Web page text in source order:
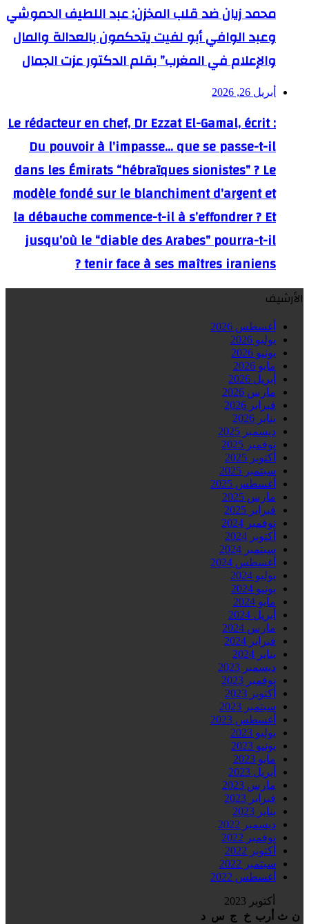
محمد زيان ضد قلب المخزن: عبد اللطيف الحموشي
وعبد الوافي أبو لفيت يتحكمون بالعدالة والمال
والإعلام في المغرب” بقلم الدكتور عزت الجمال
أبريل 26, 2026
Le rédacteur en chef, Dr Ezzat El-Gamal, écrit :
Du pouvoir à l’impasse… que se passe-t-il
dans les Émirats “hébraïques sionistes” ? Le
modèle fondé sur le blanchiment d’argent et
la débauche commence-t-il à s’effondrer ? Et
jusqu’où le “diable des Arabes” pourra-t-il
tenir face à ses maîtres iraniens ?
الأرشيف
أغسطس 2026
يوليو 2026
يونيو 2026
مايو 2026
أبريل 2026
مارس 2026
فبراير 2026
يناير 2026
ديسمبر 2025
نوفمبر 2025
أكتوبر 2025
سبتمبر 2025
أغسطس 2025
مارس 2025
فبراير 2025
نوفمبر 2024
أكتوبر 2024
سبتمبر 2024
أغسطس 2024
يوليو 2024
يونيو 2024
مايو 2024
أبريل 2024
مارس 2024
فبراير 2024
يناير 2024
ديسمبر 2023
نوفمبر 2023
أكتوبر 2023
سبتمبر 2023
أغسطس 2023
يوليو 2023
يونيو 2023
مايو 2023
أبريل 2023
مارس 2023
فبراير 2023
يناير 2023
ديسمبر 2022
نوفمبر 2022
أكتوبر 2022
سبتمبر 2022
أغسطس 2022
أكتوبر 2023
ن ث أرب خ ج س د